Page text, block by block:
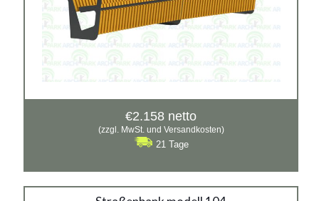
€2.158 netto
(zzgl. MwSt. und Versandkosten)
21 Tage